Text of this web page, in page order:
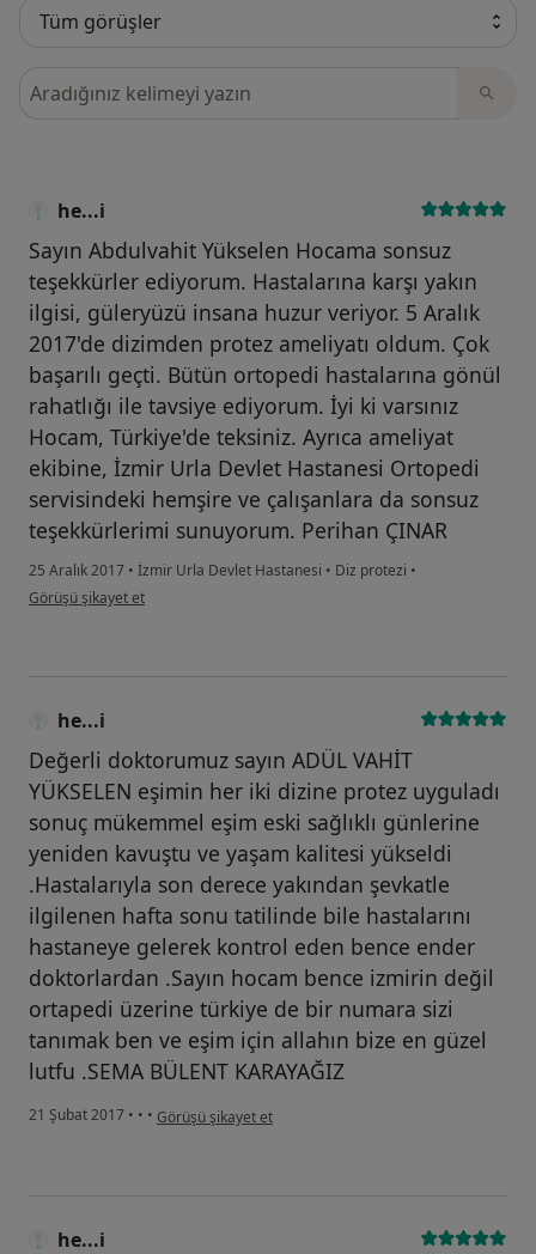
Görüşler içerisinde ara
he...i
Sayın Abdulvahit Yükselen Hocama sonsuz
teşekkürler ediyorum. Hastalarına karşı yakın
ilgisi, güleryüzü insana huzur veriyor. 5 Aralık
2017'de dizimden protez ameliyatı oldum. Çok
başarılı geçti. Bütün ortopedi hastalarına gönül
rahatlığı ile tavsiye ediyorum. İyi ki varsınız
Hocam, Türkiye'de teksiniz. Ayrıca ameliyat
ekibine, İzmir Urla Devlet Hastanesi Ortopedi
servisindeki hemşire ve çalışanlara da sonsuz
teşekkürlerimi sunuyorum. Perihan ÇINAR
25 Aralık 2017 • İzmir Urla Devlet Hastanesi • Diz protezi •
kullanıcının görüşüne göre he...i
Görüşü şikayet et
he...i
Değerli doktorumuz sayın ADÜL VAHİT
YÜKSELEN eşimin her iki dizine protez uyguladı
sonuç mükemmel eşim eski sağlıklı günlerine
yeniden kavuştu ve yaşam kalitesi yükseldi
.Hastalarıyla son derece yakından şevkatle
ilgilenen hafta sonu tatilinde bile hastalarını
hastaneye gelerek kontrol eden bence ender
doktorlardan .Sayın hocam bence izmirin değil
ortapedi üzerine türkiye de bir numara sizi
tanımak ben ve eşim için allahın bize en güzel
lutfu .SEMA BÜLENT KARAYAĞIZ
21 Şubat 2017 • • • kullanıcının görüşüne göre he...i
Görüşü şikayet et
he...i